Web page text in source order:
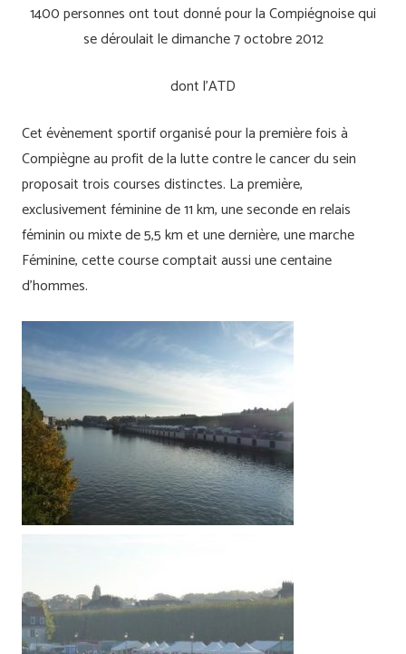
1400 personnes ont tout donné pour la Compiégnoise qui
se déroulait le dimanche 7 octobre 2012
dont l’ATD
Cet évènement sportif organisé pour la première fois à
Compiègne au profit de la lutte contre le cancer du sein
proposait trois courses distinctes. La première,
exclusivement féminine de 11 km, une seconde en relais
féminin ou mixte de 5,5 km et une dernière, une marche
Féminine, cette course comptait aussi une centaine
d’hommes.